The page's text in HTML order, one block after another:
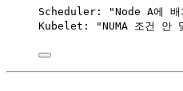
Scheduler: "Node A에
Kubelet: "NUMA 조건 안